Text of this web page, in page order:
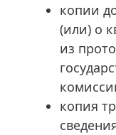
копии
(или) о
из
копия